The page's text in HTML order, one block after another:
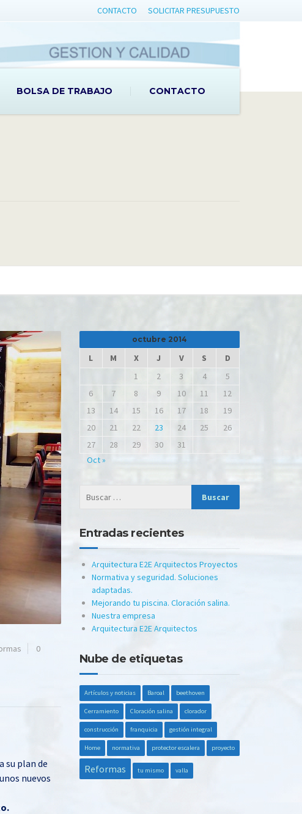
CONTACTO SOLICITAR PRESUPUESTO
BOLSA DE TRABAJO CONTACTO
0
su plan de
nuevos
octubre 2014
L M X J V S
D
1
2 3 4
5
6
7 8 9 10 11
12
13
14 15 16 17 18
19
20
21 22 23 24 25
26
27
28 29 30
31
Oct »
Entradas recientes
Arquitectura E2E Arquitectos Proyectos
Normativa y seguridad. Soluciones
adaptadas.
Mejorando tu piscina. Cloración salina.
Nuestra empresa
Arquitectura E2E Arquitectos
Nube de etiquetas
Artículos y noticias Baroal beethoven
Cerramiento Cloración salina clorador
construcción franquicia gestión integral
Home normativa protector escalera proyecto
Reformas tu mismo valla